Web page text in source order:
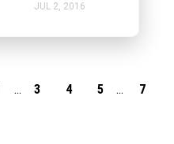
JUL 2, 2016
... 3 4 5 ... 7